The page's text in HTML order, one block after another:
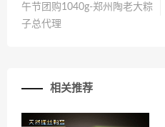
午节团购1040g-郑州陶老大粽
子总代理
相关推荐